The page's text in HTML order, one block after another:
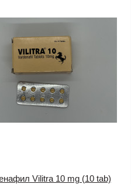
Vilitra 10 mg (10 tab)